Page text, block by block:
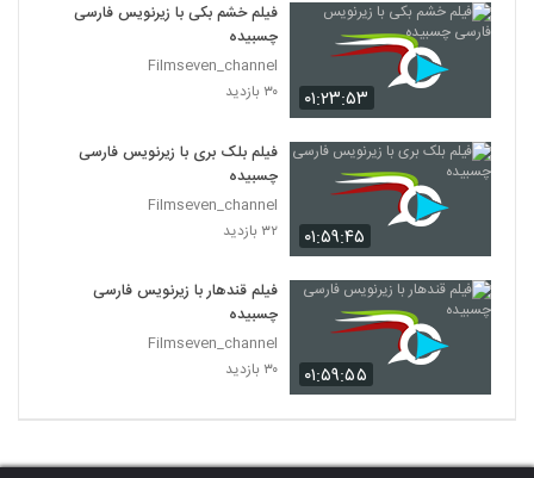
۰۱:۲۳:۵۳
فیلم خشم بکی با زیرنویس فارسی
چسبیده
Filmseven_channel
۳۰ بازدید
۰۱:۵۹:۴۵
فیلم بلک بری با زیرنویس فارسی
چسبیده
Filmseven_channel
۳۲ بازدید
۰۱:۵۹:۵۵
فیلم قندهار با زیرنویس فارسی
چسبیده
Filmseven_channel
۳۰ بازدید